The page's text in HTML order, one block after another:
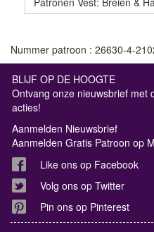
Nummer patroon : 26630-4-
BLIJF OP DE HOOGTE
Ontvang onze nieuwsbrief met
acties!
Aanmelden Nieuwsbrief
Aanmelden Gratis Patroon op
Like ons op Facebook
Volg ons op Twitter
Pin ons op Pinterest